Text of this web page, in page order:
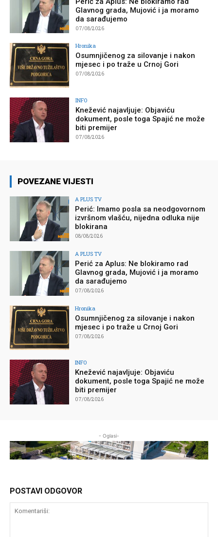
Glavnog grada, Mujović i ja moramo
da sarađujemo
07/08/2026
Hronika
Osumnjičenog za silovanje i nakon
mjesec i po traže u Crnoj Gori
07/08/2026
INFO
Knežević najavljuje: Objaviću
dokument, posle toga Spajić ne može
biti premijer
07/08/2026
POVEZANE VIJESTI
A PLUS TV
Perić: Imamo posla sa neodgovornom
izvršnom vlašću, nijedna odluka nije
blokirana
08/08/2026
A PLUS TV
Perić za Aplus: Ne blokiramo rad
Glavnog grada, Mujović i ja moramo
da sarađujemo
07/08/2026
Hronika
Osumnjičenog za silovanje i nakon
mjesec i po traže u Crnoj Gori
07/08/2026
INFO
Knežević najavljuje: Objaviću
dokument, posle toga Spajić ne može
biti premijer
07/08/2026
- Oglasi-
POSTAVI ODGOVOR